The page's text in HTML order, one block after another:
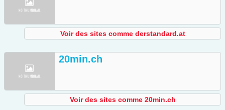
Voir des sites comme derstandard.at
20min.ch
Voir des sites comme 20min.ch